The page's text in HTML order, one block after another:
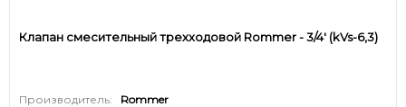
Клапан смесительный трехходовой Rommer - 3/4' (kVs-6,3)
Производитель:
Rommer